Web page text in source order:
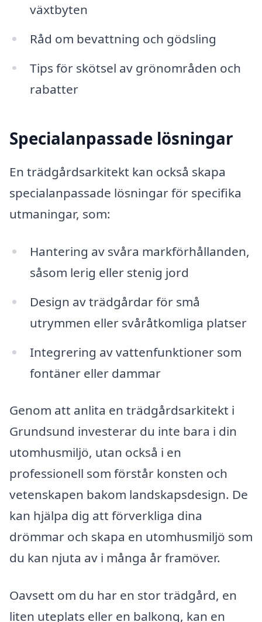
växtbyten
Råd om bevattning och gödsling
Tips för skötsel av grönområden och
rabatter
Specialanpassade lösningar
En trädgårdsarkitekt kan också skapa
specialanpassade lösningar för specifika
utmaningar, som:
Hantering av svåra markförhållanden,
såsom lerig eller stenig jord
Design av trädgårdar för små
utrymmen eller svåråtkomliga platser
Integrering av vattenfunktioner som
fontäner eller dammar
Genom att anlita en trädgårdsarkitekt i
Grundsund investerar du inte bara i din
utomhusmiljö, utan också i en
professionell som förstår konsten och
vetenskapen bakom landskapsdesign. De
kan hjälpa dig att förverkliga dina
drömmar och skapa en utomhusmiljö som
du kan njuta av i många år framöver.
Oavsett om du har en stor trädgård, en
liten uteplats eller en balkong, kan en